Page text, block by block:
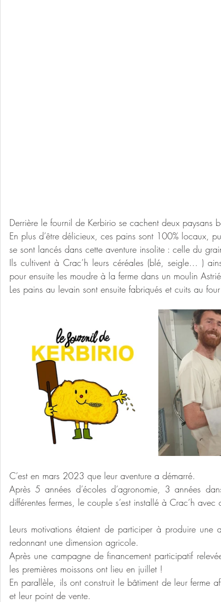
Derrière le fournil de Kerbirio se cachent deux paysans
En plus d’être délicieux, ces pains sont 100% locaux,
se sont lancés dans cette aventure insolite : celle du
Ils cultivent à Crac’h leurs céréales (blé, seigle… )
pour ensuite les moudre à la ferme dans un moulin
Les pains au levain sont ensuite fabriqués et cuits au
C’est en mars 2023 que leur aventure a démarré.
Après 5 années d’écoles d’agronomie, 3 années
différentes fermes, le couple s’est installé à Crac’h
Leurs motivations étaient de participer à produire
redonnant une dimension agricole.
Après une campagne de financement participatif
les premières moissons ont lieu en juillet !
En parallèle, ils ont construit le bâtiment de leur ferme
et leur point de vente.